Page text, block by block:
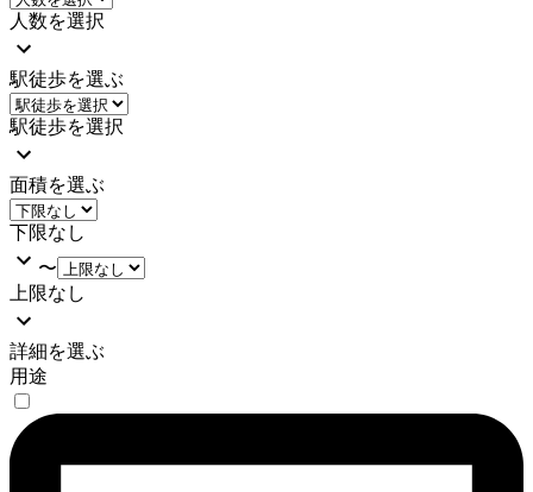
人数を選択
駅徒歩を選ぶ
駅徒歩を選択
面積を選ぶ
下限なし
〜
上限なし
詳細を選ぶ
用途